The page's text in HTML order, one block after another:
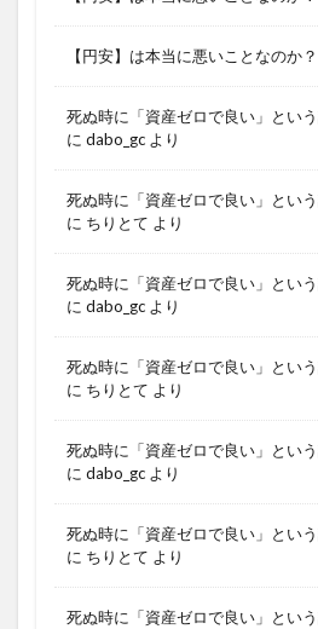
【円安】は本当に悪いことなのか？
死ぬ時に「資産ゼロで良い」とい
に dabo_gc より
死ぬ時に「資産ゼロで良い」とい
に ちりとて より
死ぬ時に「資産ゼロで良い」とい
に dabo_gc より
死ぬ時に「資産ゼロで良い」とい
に ちりとて より
死ぬ時に「資産ゼロで良い」とい
に dabo_gc より
死ぬ時に「資産ゼロで良い」とい
に ちりとて より
死ぬ時に「資産ゼロで良い」とい